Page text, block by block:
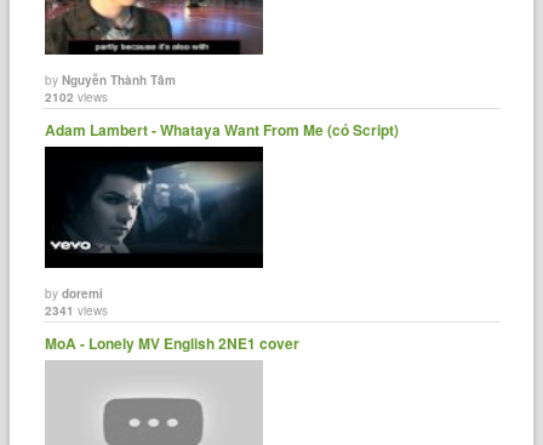
byNguyễn Thành Tâm
2102 views
Adam Lambert - Whataya Want From Me (có Script)
bydoremi
2341 views
MoA - Lonely MV English 2NE1 cover